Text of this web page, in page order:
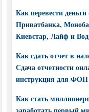
Как перевести
Приватбанка,
Киевстар, Лайф и
Как сдать отчет в
Сдача отчетности
инструкция для
Как стать